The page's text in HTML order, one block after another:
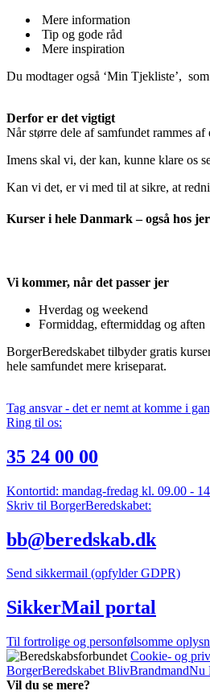
Mere information
Tip og gode råd
Mere inspiration
Du modtager også ‘Min Tjekliste’,
Derfor er det vigtigt
Når større dele af samfundet rammes
Imens skal vi, der kan, kunne klare os
Kan vi det, er vi med til at sikre, at
Kurser i hele Danmark – også hos jer
Vi kommer, når det passer jer
Hverdag og weekend
Formiddag, eftermiddag og aften
BorgerBeredskabet tilbyder gratis
hele samfundet mere kriseparat.
Tag ansvar - det er nemt at komme i
Ring til os:
35 24 00 00
Kontortid: mandag-fredag kl. 09.00 -
Skriv til BorgerBeredskabet:
bb@beredskab.dk
Send sikkermail (opfylder GDPR)
SikkerMail portal
Til fortrolige og personfølsomme
Cookie- og
BorgerBeredskabet BlivBrandmandNu
Vil du se mere?